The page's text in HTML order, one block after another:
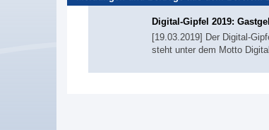
Digital-Gipfel 2019:
[19.03.2019] Der Digital-
steht unter dem Motto